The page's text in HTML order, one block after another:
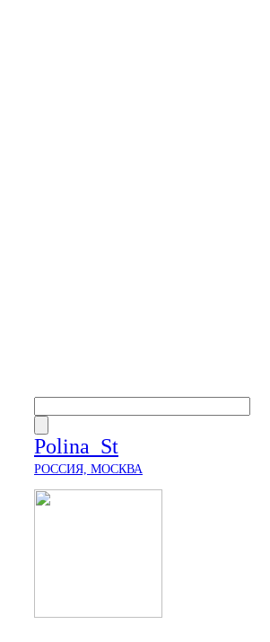
Polina_St
РОССИЯ, МОСКВА